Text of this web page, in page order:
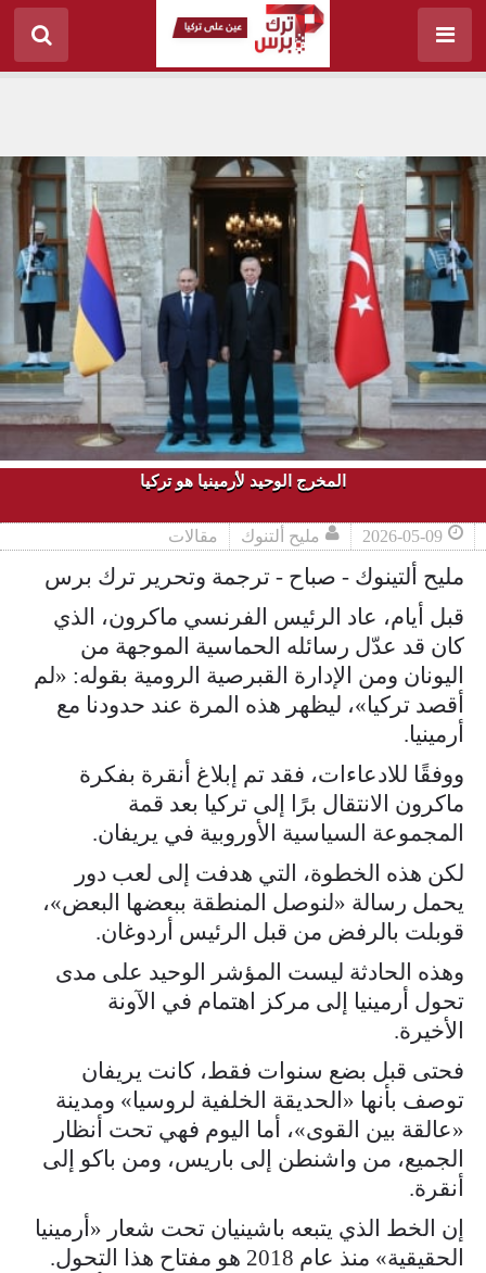
المخرج الوحيد لأرمينيا هو تركيا
2026-05-09 مليح ألتنوك مقالات
مليح ألتينوك - صباح - ترجمة وتحرير ترك برس
قبل أيام، عاد الرئيس الفرنسي ماكرون، الذي
كان قد عدّل رسائله الحماسية الموجهة من
اليونان ومن الإدارة القبرصية الرومية بقوله: «لم
أقصد تركيا»، ليظهر هذه المرة عند حدودنا مع
أرمينيا.
ووفقًا للادعاءات، فقد تم إبلاغ أنقرة بفكرة
ماكرون الانتقال برًا إلى تركيا بعد قمة
المجموعة السياسية الأوروبية في يريفان.
لكن هذه الخطوة، التي هدفت إلى لعب دور
يحمل رسالة «لنوصل المنطقة ببعضها البعض»،
قوبلت بالرفض من قبل الرئيس أردوغان.
وهذه الحادثة ليست المؤشر الوحيد على مدى
تحول أرمينيا إلى مركز اهتمام في الآونة
الأخيرة.
فحتى قبل بضع سنوات فقط، كانت يريفان
توصف بأنها «الحديقة الخلفية لروسيا» ومدينة
«عالقة بين القوى»، أما اليوم فهي تحت أنظار
الجميع، من واشنطن إلى باريس، ومن باكو إلى
أنقرة.
إن الخط الذي يتبعه باشينيان تحت شعار «أرمينيا
الحقيقية» منذ عام 2018 هو مفتاح هذا التحول.